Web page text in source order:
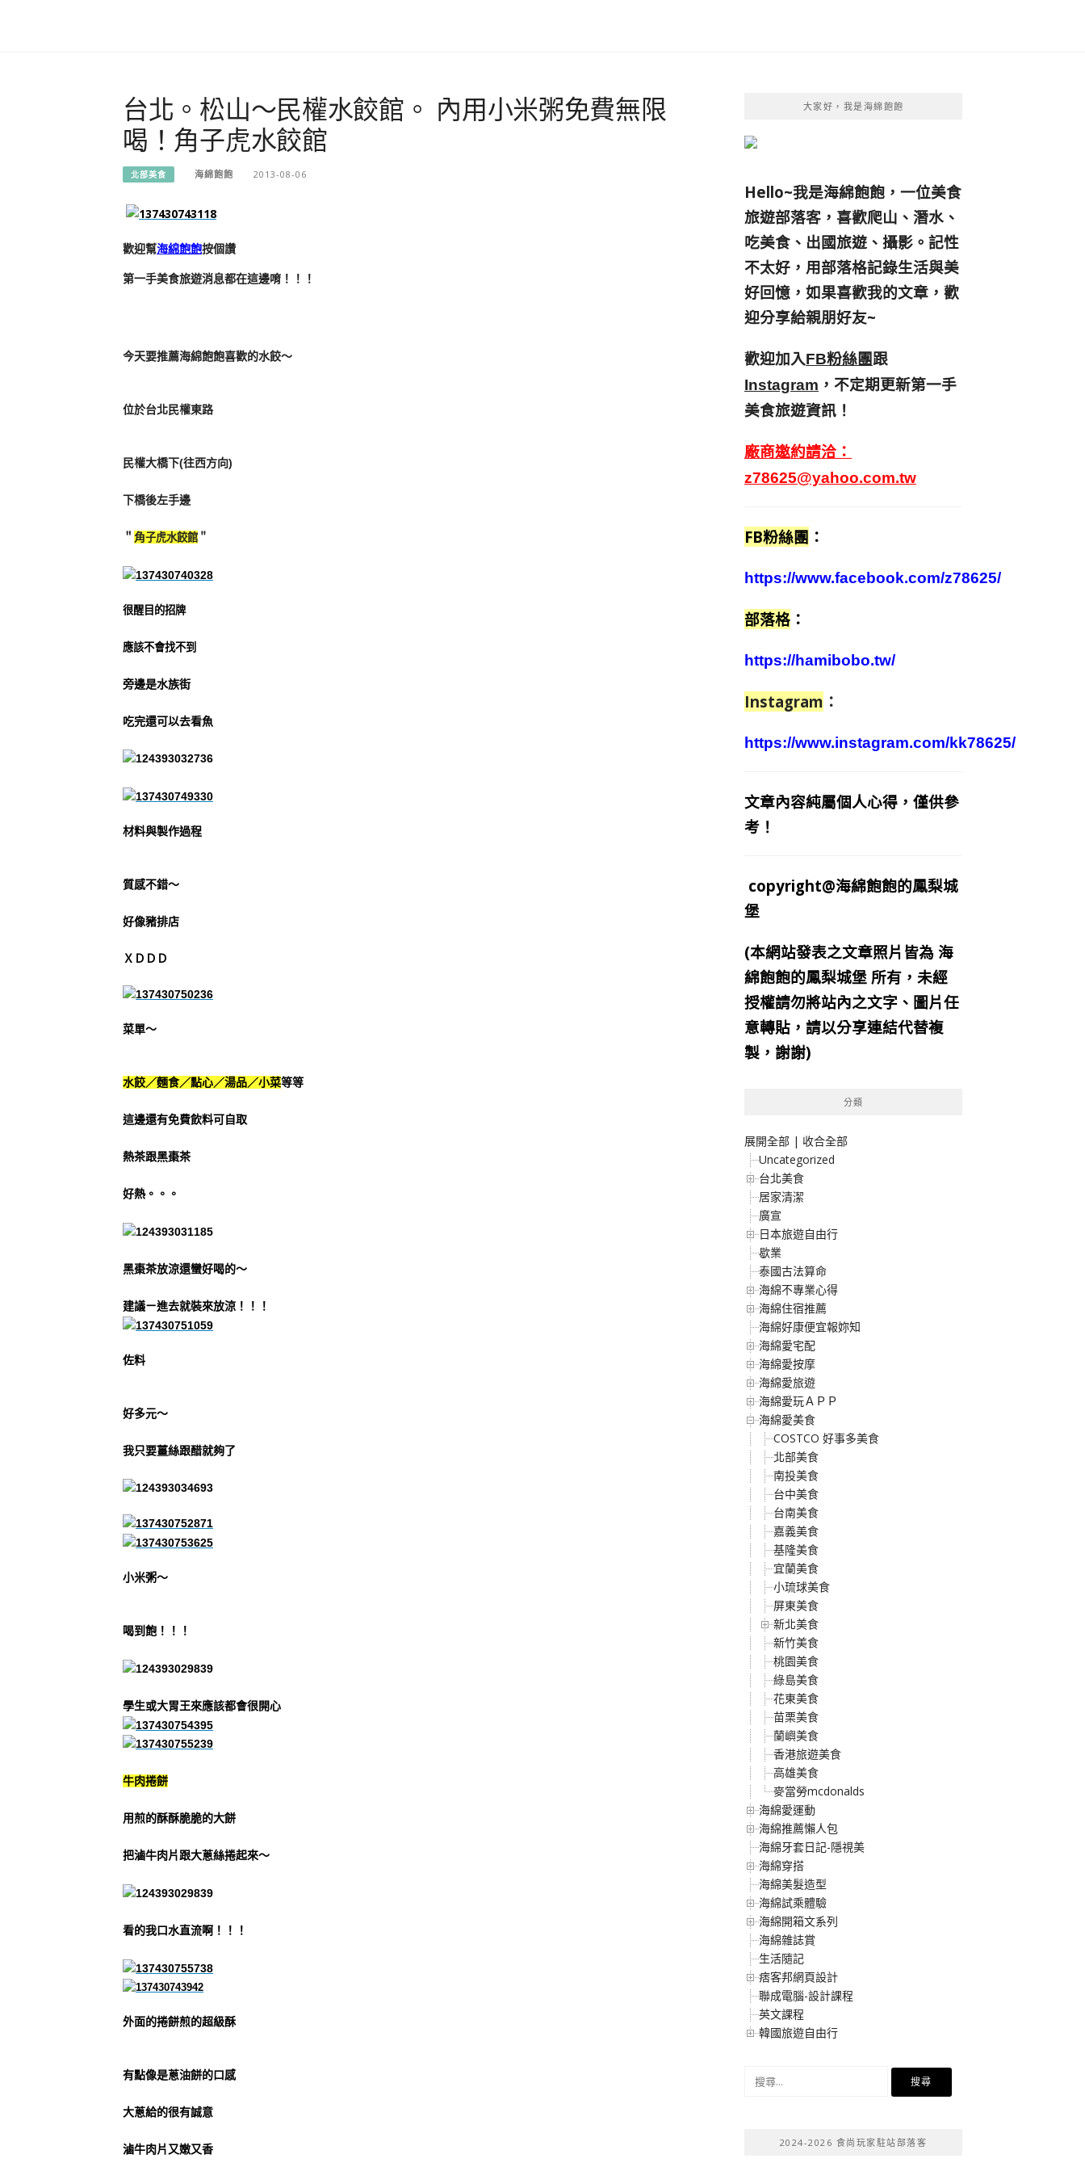
台北。松山～民權水餃館。 內用小米粥免費無限
喝！角子虎水餃館
北部美食 海綿飽飽 2013-08-06
歡迎幫海綿飽飽按個讚
第一手美食旅遊消息都在這邊唷！！！
今天要推薦海綿飽飽喜歡的水餃～
位於台北民權東路
民權大橋下(往西方向)
下橋後左手邊
＂ 角子虎水餃館 ＂
很醒目的招牌
應該不會找不到
旁邊是水族街
吃完還可以去看魚
材料與製作過程
質感不錯～
好像豬排店
ＸＤＤＤ
菜單～
水餃／麵食／點心／湯品／小菜等等
這邊還有免費飲料可自取
熱茶跟黑棗茶
好熱。。。
黑棗茶放涼還蠻好喝的～
建議ㄧ進去就裝來放涼！！！
佐料
好多元～
我只要薑絲跟醋就夠了
小米粥～
喝到飽！！！
學生或大胃王來應該都會很開心
牛肉捲餅
用煎的酥酥脆脆的大餅
把滷牛肉片跟大蔥絲捲起來～
看的我口水直流啊！！！
外面的捲餅煎的超級酥
有點像是蔥油餅的口感
大蔥給的很有誠意
滷牛肉片又嫩又香
大家好，我是海綿飽飽
Hello~我是海綿飽飽，一位美食
旅遊部落客， 喜歡爬山、潛水、
吃美食、出國旅遊、攝影。 記性
不太好，用部落格記錄生活與美
好回憶， 如果喜歡我的文章，歡
迎分享給親朋好友~
歡迎加入FB粉絲團跟
Instagram ，不定期更新第一手
美食旅遊資訊！
廠商邀約請洽：
z78625@yahoo.com.tw
FB粉絲團 ：
https://www.facebook.com/z78625/
部落格 ：
https://hamibobo.tw/
Instagram ：
https://www.instagram.com/kk78625/
文章內容純屬個人心得，僅供參
考！
copyright@海綿飽飽的鳳梨城
堡
(本網站發表之文章照片皆為 海
綿飽飽的鳳梨城堡 所有，未經
授權請勿將站內之文字、圖片任
意轉貼，請以分享連結代替複
製，謝謝)
分類
展開全部 | 收合全部
Uncategorized
台北美食
居家清潔
廣宣
日本旅遊自由行
歇業
泰國古法算命
海綿不專業心得
海綿住宿推薦
海綿好康便宜報妳知
海綿愛宅配
海綿愛按摩
海綿愛旅遊
海綿愛玩ＡＰＰ
海綿愛美食
COSTCO 好事多美食
北部美食
南投美食
台中美食
台南美食
嘉義美食
基隆美食
宜蘭美食
小琉球美食
屏東美食
新北美食
新竹美食
桃園美食
綠島美食
花東美食
苗栗美食
蘭嶼美食
香港旅遊美食
高雄美食
麥當勞mcdonalds
海綿愛運動
海綿推薦懶人包
海綿牙套日記-隱視美
海綿穿搭
海綿美髮造型
海綿試乘體驗
海綿開箱文系列
海綿雜誌賞
生活隨記
痞客邦網頁設計
聯成電腦-設計課程
英文課程
韓國旅遊自由行
2024-2026 食尚玩家駐站部落客